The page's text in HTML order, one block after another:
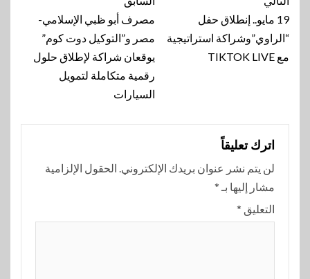
المقالة
مصرف أبو ظبي الإسلامي-
مصر و”التوكيل دوت كوم”
يوقعان شراكة لإطلاق حلول
رقمية متكاملة لتمويل
السيارات
19 مايو.. إنطلاق حفل
“الراوي”وشراكة استراتيجية
مع TIKTOK LIVE
اترك تعليقاً
لن يتم نشر عنوان بريدك الإلكتروني. الحقول الإلزامية
مشار إليها بـ *
التعليق *